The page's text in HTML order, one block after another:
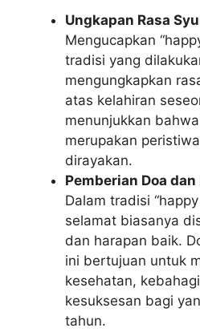
Ungkapan Rasa
Mengucapkan
tradisi yang
mengungkapkan
atas kelahiran
menunjukkan
merupakan
dirayakan.
Pemberian Doa
Dalam tradisi
selamat biasanya
dan harapan baik.
ini bertujuan untuk
kesehatan,
kesuksesan bagi
tahun.